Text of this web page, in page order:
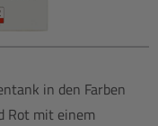
in den Farben
Rot mit einem